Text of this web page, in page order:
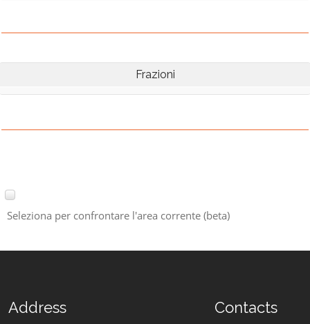
Frazioni
Seleziona per confrontare l'area corrente (beta)
Address Contacts